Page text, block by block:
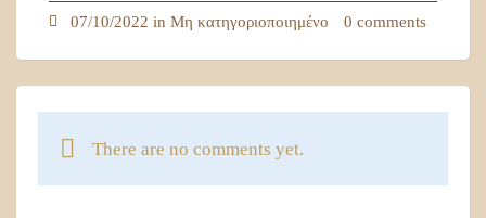
07/10/2022 in Μη κατηγοριοποιημένο 0 comments
There are no comments yet.